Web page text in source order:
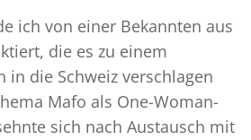
ich von einer Bekannten aus
die es zu einem
in die Schweiz verschlagen
Mafo als One-Woman-
sich nach Austausch mit